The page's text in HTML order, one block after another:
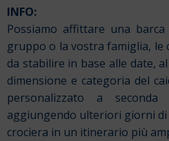
INFO:
Possiamo affittare una
gruppo o la vostra famiglia, le
da stabilire in base alle date,
dimensione e categoria del
personalizzato a
aggiungendo ulteriori giorni
crociera in un itinerario più